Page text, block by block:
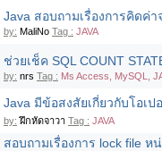
Java สอบถามเรื่องการคิดค่
by: MaliNo Tag : JAVA
ช่วยเช็ค SQL COUNT
by: nrs Tag : Ms Access, MySQL,
Java มีข้อสงสัยเกี่ยวกับโอเ
by: ฝึกหัดจาวา Tag : JAVA
สอบถามเรื่องการ lock file